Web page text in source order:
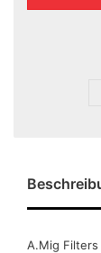
A.Mig